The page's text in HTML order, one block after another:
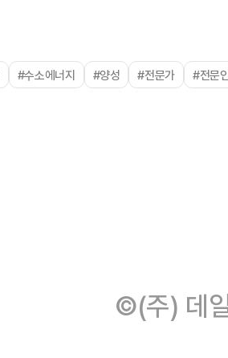
#수소에너지 #양성 #전문가 #전문
©(주) 데